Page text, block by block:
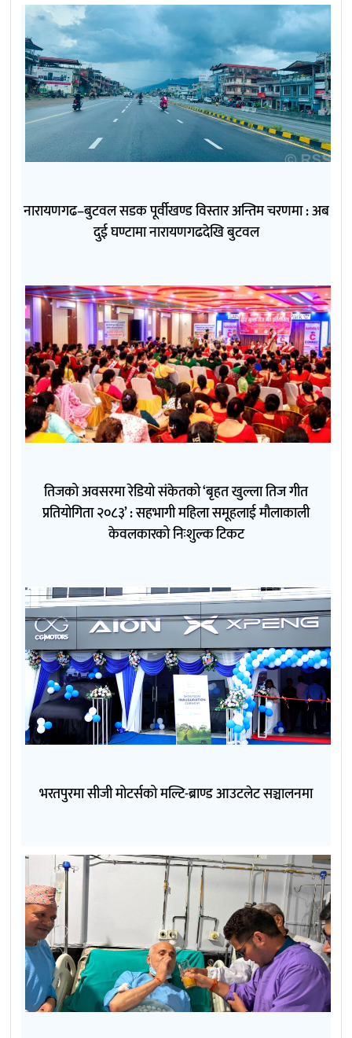
नारायणगढ–बुटवल सडक पूर्वीखण्ड विस्तार अन्तिम चरणमा : अब
दुई घण्टामा नारायणगढदेखि बुटवल
तिजको अवसरमा रेडियो संकेतको ‘बृहत खुल्ला तिज गीत
प्रतियोगिता २०८३’ : सहभागी महिला समूहलाई मौलाकाली
केवलकारको निःशुल्क टिकट
भरतपुरमा सीजी मोटर्सको मल्टि-ब्राण्ड आउटलेट सञ्चालनमा